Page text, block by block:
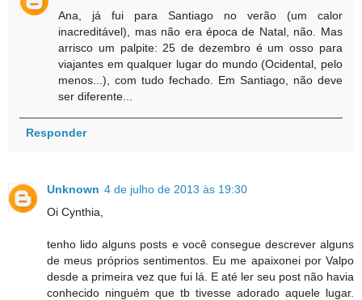
Ana, já fui para Santiago no verão (um calor
inacreditável), mas não era época de Natal, não. Mas
arrisco um palpite: 25 de dezembro é um osso para
viajantes em qualquer lugar do mundo (Ocidental, pelo
menos...), com tudo fechado. Em Santiago, não deve
ser diferente...
Responder
Unknown 4 de julho de 2013 às 19:30
Oi Cynthia,
tenho lido alguns posts e você consegue descrever alguns
de meus próprios sentimentos. Eu me apaixonei por Valpo
desde a primeira vez que fui lá. E até ler seu post não havia
conhecido ninguém que tb tivesse adorado aquele lugar.